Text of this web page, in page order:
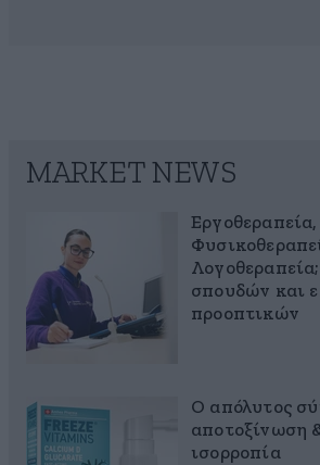
MARKET NEWS
Εργοθεραπεία,
σπουδών και
προοπτικών
Ο απόλυτος
αποτοξίνωση
ισορροπία